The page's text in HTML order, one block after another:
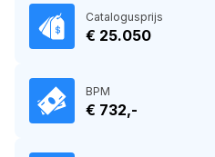
Catalogusprijs
€ 25.050
BPM
€ 732,-